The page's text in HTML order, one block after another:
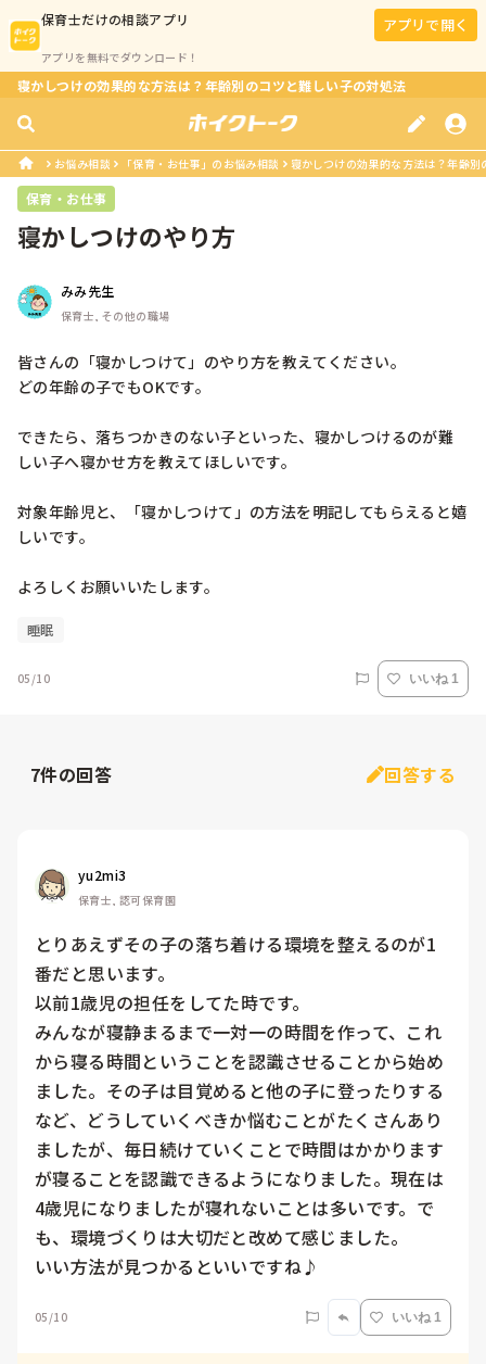
保育士だけの相談アプリ
アプリを無料でダウンロード！
アプリで開く
寝かしつけの効果的な方法は？年齢別のコツと難しい子の対処法
お悩み相談 「保育・お仕事」のお悩み相談 寝かしつけの効果的な方法は？年齢
保育・お仕事
寝かしつけのやり方
みみ先生
保育士, その他の職場
皆さんの「寝かしつけて」のやり方を教えてください。
どの年齢の子でもOKです。
できたら、落ちつかきのない子といった、寝かしつけるのが難
しい子へ寝かせ方を教えてほしいです。
対象年齢児と、「寝かしつけて」の方法を明記してもらえると嬉
しいです。
よろしくお願いいたします。
睡眠
05/10 いいね 1
7件の回答 回答する
yu2mi3
保育士, 認可保育園
とりあえずその子の落ち着ける環境を整えるのが1
番だと思います。
以前1歳児の担任をしてた時です。
みんなが寝静まるまで一対一の時間を作って、これ
から寝る時間ということを認識させることから始め
ました。その子は目覚めると他の子に登ったりする
など、どうしていくべきか悩むことがたくさんあり
ましたが、毎日続けていくことで時間はかかります
が寝ることを認識できるようになりました。現在は
4歳児になりましたが寝れないことは多いです。で
も、環境づくりは大切だと改めて感じました。
いい方法が見つかるといいですね♪
05/10 いいね 1